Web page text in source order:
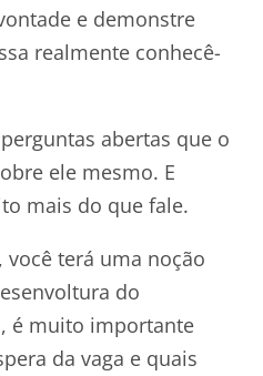
e demonstre
realmente conhecê-
abertas que o
ele mesmo. E
mais do que fale.
terá uma noção
do
é muito importante
da vaga e quais